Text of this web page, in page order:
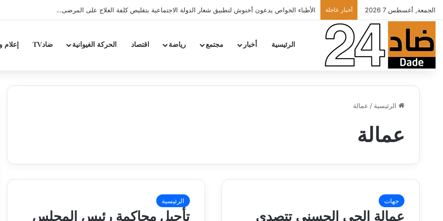
الجمعة, أغسطس 7 2026 أخبار عاجلة تهنئة
الرئيسية أخبار مجتمع رياضة اقتصاد الحركة الغيوانية ضادTV إعلام
الرئيسية / عمالة
عمالة
جهات
عمالة الحي الحسني تتصدى
الرئيسية
تأجيل محاكمة رئيس المجلس